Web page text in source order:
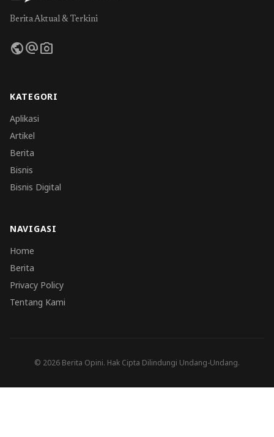
Berita Aktual & Terkini
publicalternate_emailphoto_camera
KATEGORI
Aplikasi
Artikel
Berita
Bisnis
Bisnis Digital
NAVIGASI
Home
Berita
Privacy Policy
Tentang Kami
© 2026 Berita Opini. Hak Cipta Dilindungi Undang-Undang.